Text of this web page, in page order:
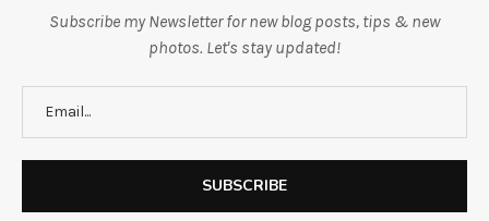
Subscribe my Newsletter for new blog posts, tips & new
photos. Let's stay updated!